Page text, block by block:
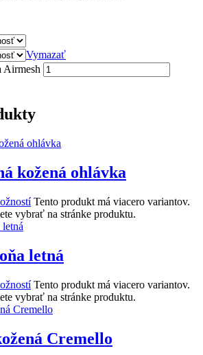
Vymazať
Airmesh
kožená ohlávka
Tento produkt má viacero variantov.
vybrať na stránke produktu.
letná
Tento produkt má viacero variantov.
vybrať na stránke produktu.
Cremello